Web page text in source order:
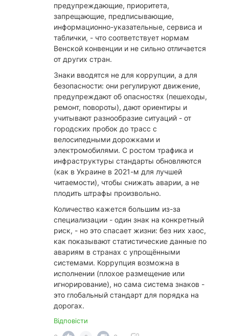
предупреждающие, приоритета,
запрещающие, предписывающие,
информационно-указательные, сервиса и
таблички, - что соответствует нормам
Венской конвенции и не сильно отличается
от других стран.
​Знаки вводятся не для коррупции, а для
безопасности: они регулируют движение,
предупреждают об опасностях (пешеходы,
ремонт, повороты), дают ориентиры и
учитывают разнообразие ситуаций - от
городских пробок до трасс с
велосипедными дорожками и
электромобилями. С ростом трафика и
инфраструктуры стандарты обновляются
(как в Украине в 2021-м для лучшей
читаемости), чтобы снижать аварии, а не
плодить штрафы произвольно.
​Количество кажется большим из-за
специализации - один знак на конкретный
риск, - но это спасает жизни: без них хаос,
как показывают статистические данные по
авариям в странах с упрощёнными
системами. Коррупция возможна в
исполнении (плохое размещение или
игнорирование), но сама система знаков -
это глобальный стандарт для порядка на
дорогах.
Відповісти